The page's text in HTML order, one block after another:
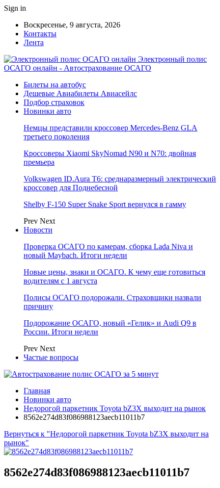
Sign in
Воскресенье, 9 августа, 2026
Контакты
Лента
Электронный полис
ОСАГО онлайн - Автострахование ОСАГО
Билеты на автобус
Дешевые Авиабилеты Авиасейлс
Подбор страховок
Новинки авто
Немцы представили кроссовер Mercedes-Benz GLA
третьего поколения
Кроссоверы Xiaomi SkyNomad N90 и N70: двойная
премьера
Volkswagen ID.Aura T6: среднаразмерный электрический
кроссовер для Поднебесной
Shelby F-150 Super Snake Sport вернулся в гамму
Prev Next
Новости
Проверка ОСАГО по камерам, сборка Lada Niva и
новый Maybach. Итоги недели
Новые цены, знаки и ОСАГО. К чему еще готовиться
водителям с 1 августа
Полисы ОСАГО подорожали. Страховщики назвали
причину
Подорожание ОСАГО, новый «Гелик» и Audi Q9 в
России. Итоги недели
Prev Next
Частые вопросы
Главная
Новинки авто
Недорогой паркетник Toyota bZ3X выходит на рынок
8562e274d83f086988123aecb11011b7
Вернуться к "Недорогой паркетник Toyota bZ3X выходит на
рынок"
8562e274d83f086988123aecb11011b7